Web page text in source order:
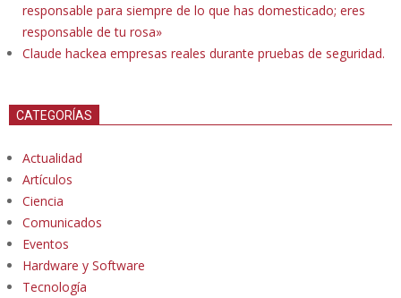
responsable para siempre de lo que has domesticado; eres
responsable de tu rosa»
Claude hackea empresas reales durante pruebas de seguridad.
CATEGORÍAS
Actualidad
Artículos
Ciencia
Comunicados
Eventos
Hardware y Software
Tecnología